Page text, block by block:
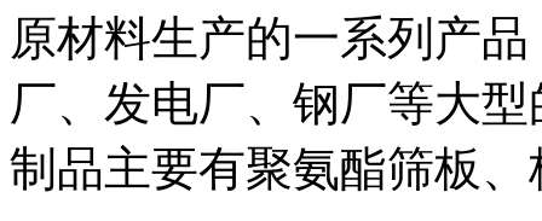
原材料生产的一系列产
厂、发电厂、钢厂等大
制品主要有聚氨酯筛板